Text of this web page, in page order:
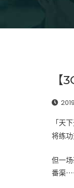
【
「天
将练功
但一
番渠